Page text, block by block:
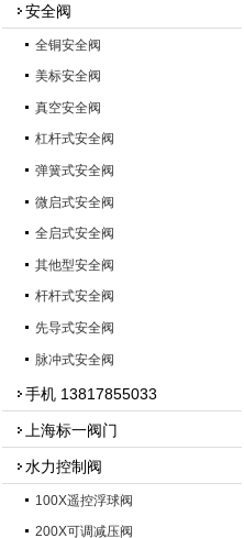
安全阀
全铜安全阀
美标安全阀
真空安全阀
杠杆式安全阀
弹簧式安全阀
微启式安全阀
全启式安全阀
其他型安全阀
杆杆式安全阀
先导式安全阀
脉冲式安全阀
手机 13817855033
上海标一阀门
水力控制阀
100X遥控浮球阀
200X可调减压阀